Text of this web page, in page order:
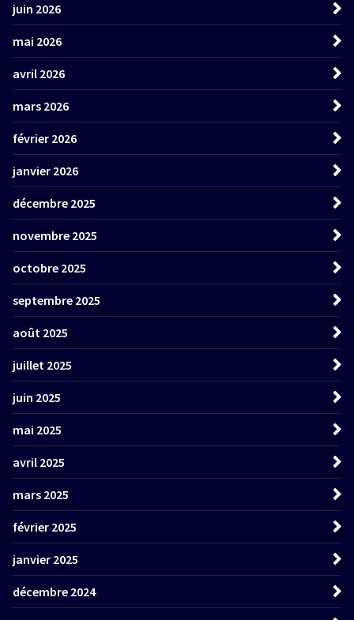
juin 2026
mai 2026
avril 2026
mars 2026
février 2026
janvier 2026
décembre 2025
novembre 2025
octobre 2025
septembre 2025
août 2025
juillet 2025
juin 2025
mai 2025
avril 2025
mars 2025
février 2025
janvier 2025
décembre 2024